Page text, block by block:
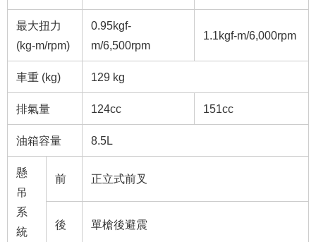
最大扭力
(kg-m/rpm)
0.95kgf-
m/6,500rpm
1.1kgf-m/6,000rpm
車重 (kg) 129 kg
排氣量 124cc 151cc
油箱容量 8.5L
懸
吊
系
統
前 正立式前叉
後 單槍後避震